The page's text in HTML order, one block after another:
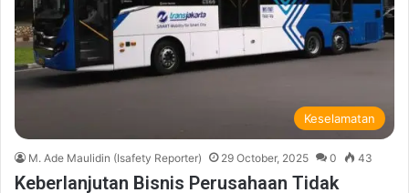
Keselamatan
M. Ade Maulidin (Isafety Reporter) 29 October, 2025 0 43
Keberlanjutan Bisnis Perusahaan Tidak